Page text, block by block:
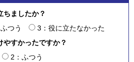
ちましたか？
つう
3：役に立たなかった
やすかったですか？
2：ふつう